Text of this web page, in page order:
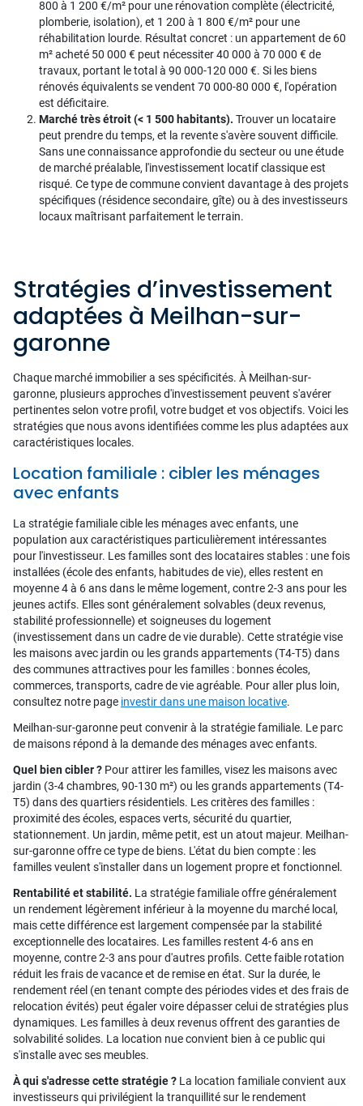
800 à 1 200 €/m² pour une rénovation complète (électricité,
plomberie, isolation), et 1 200 à 1 800 €/m² pour une
réhabilitation lourde. Résultat concret : un appartement de 60
m² acheté 50 000 € peut nécessiter 40 000 à 70 000 € de
travaux, portant le total à 90 000-120 000 €. Si les biens
rénovés équivalents se vendent 70 000-80 000 €, l'opération
est déficitaire.
Marché très étroit (< 1 500 habitants). Trouver un locataire
peut prendre du temps, et la revente s'avère souvent difficile.
Sans une connaissance approfondie du secteur ou une étude
de marché préalable, l'investissement locatif classique est
risqué. Ce type de commune convient davantage à des projets
spécifiques (résidence secondaire, gîte) ou à des investisseurs
locaux maîtrisant parfaitement le terrain.
Stratégies d’investissement
adaptées à Meilhan-sur-
garonne
Chaque marché immobilier a ses spécificités. À Meilhan-sur-
garonne, plusieurs approches d'investissement peuvent s'avérer
pertinentes selon votre profil, votre budget et vos objectifs. Voici les
stratégies que nous avons identifiées comme les plus adaptées aux
caractéristiques locales.
Location familiale : cibler les ménages
avec enfants
La stratégie familiale cible les ménages avec enfants, une
population aux caractéristiques particulièrement intéressantes
pour l'investisseur. Les familles sont des locataires stables : une fois
installées (école des enfants, habitudes de vie), elles restent en
moyenne 4 à 6 ans dans le même logement, contre 2-3 ans pour les
jeunes actifs. Elles sont généralement solvables (deux revenus,
stabilité professionnelle) et soigneuses du logement
(investissement dans un cadre de vie durable). Cette stratégie vise
les maisons avec jardin ou les grands appartements (T4-T5) dans
des communes attractives pour les familles : bonnes écoles,
commerces, transports, cadre de vie agréable. Pour aller plus loin,
consultez notre page investir dans une maison locative.
Meilhan-sur-garonne peut convenir à la stratégie familiale. Le parc
de maisons répond à la demande des ménages avec enfants.
Quel bien cibler ? Pour attirer les familles, visez les maisons avec
jardin (3-4 chambres, 90-130 m²) ou les grands appartements (T4-
T5) dans des quartiers résidentiels. Les critères des familles :
proximité des écoles, espaces verts, sécurité du quartier,
stationnement. Un jardin, même petit, est un atout majeur. Meilhan-
sur-garonne offre ce type de biens. L'état du bien compte : les
familles veulent s'installer dans un logement propre et fonctionnel.
Rentabilité et stabilité. La stratégie familiale offre généralement
un rendement légèrement inférieur à la moyenne du marché local,
mais cette différence est largement compensée par la stabilité
exceptionnelle des locataires. Les familles restent 4-6 ans en
moyenne, contre 2-3 ans pour d'autres profils. Cette faible rotation
réduit les frais de vacance et de remise en état. Sur la durée, le
rendement réel (en tenant compte des périodes vides et des frais de
relocation évités) peut égaler voire dépasser celui de stratégies plus
dynamiques. Les familles à deux revenus offrent des garanties de
solvabilité solides. La location nue convient bien à ce public qui
s'installe avec ses meubles.
À qui s'adresse cette stratégie ? La location familiale convient aux
investisseurs qui privilégient la tranquillité sur le rendement